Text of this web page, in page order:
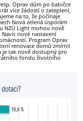
Oprav dům po babičce
více žádostí o zateplení,
na to, že počínaje
Nová zelená úsporám
NZÚ Light mohou nově
nové nastavení
Program Oprav
renovace domů zmírnil
je tak nově dostupný pro
fondu životního